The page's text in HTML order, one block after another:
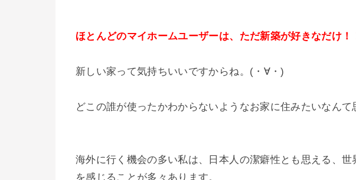
ほとんどのマイホームユーザーは、ただ新築が好きなだけ！
新しい家って気持ちいいですからね。(・∀・)
どこの誰が使ったかわからないようなお家に住みたいなんて
海外に行く機会の多い私は、日本人の潔癖性とも思える、
を感じることが多々あります。